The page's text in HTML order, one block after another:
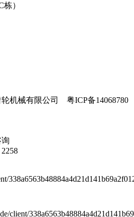
）
机械有限公司 粤ICP备14068780